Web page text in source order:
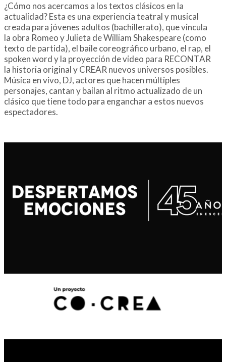
¿Cómo nos acercamos a los textos clásicos en la
actualidad? Esta es una experiencia teatral y musical
creada para jóvenes adultos (bachillerato), que vincula
la obra Romeo y Julieta de William Shakespeare (como
texto de partida), el baile coreográfico urbano, el rap, el
spoken word y la proyección de video para RECONTAR
la historia original y CREAR nuevos universos posibles.
Música en vivo, DJ, actores que hacen múltiples
personajes, cantan y bailan al ritmo actualizado de un
clásico que tiene todo para enganchar a estos nuevos
espectadores.